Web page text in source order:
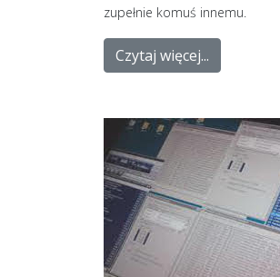
zupełnie komuś innemu.
Czytaj więcej...